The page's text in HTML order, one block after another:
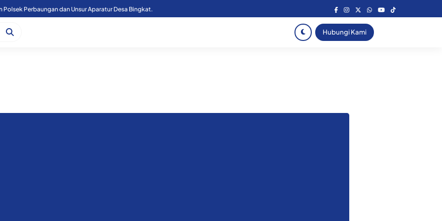
Polsek Perbaungan dan Unsur Aparatur Desa Bingkat.
Hubungi Kami